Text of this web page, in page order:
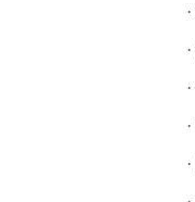
·
·
·
·
·